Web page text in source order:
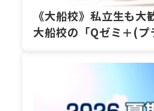
《大船校》私立生も
大船校の「Qゼミ＋(プ